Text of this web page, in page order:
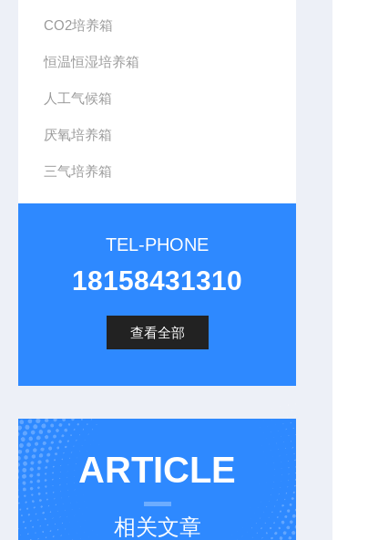
CO2培养箱
恒温恒湿培养箱
人工气候箱
厌氧培养箱
三气培养箱
TEL-PHONE
18158431310
查看全部
ARTICLE
相关文章